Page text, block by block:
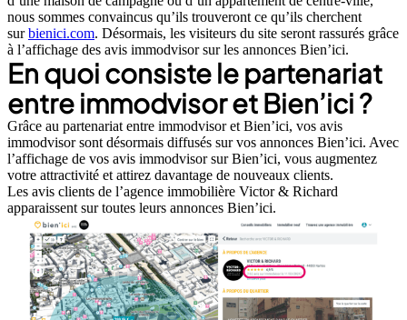
nous sommes convaincus qu’ils trouveront ce qu’ils cherchent
surbienici.com. Désormais, les visiteurs du site seront rassurés grâce
à l’affichage des avis immodvisor sur les annonces Bien’ici.
En quoi consiste le partenariat
entre immodvisor et Bien’ici ?
Grâce au partenariat entre immodvisor et Bien’ici, vos avis
immodvisor sont désormais diffusés sur vos annonces Bien’ici. Avec
l’affichage de vos avis immodvisor sur Bien’ici, vous augmentez
votre attractivité et attirez davantage de nouveaux clients.
Les avis clients de l’agence immobilière Victor & Richard
apparaissent sur toutes leurs annonces Bien’ici.